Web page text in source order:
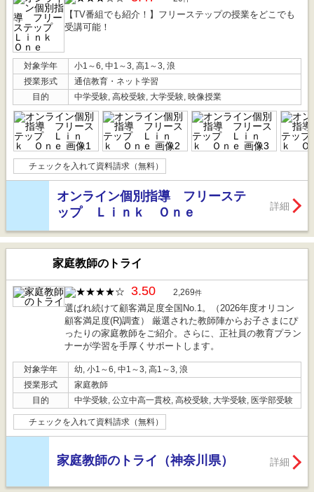
【TV番組でも紹介！】フリーステップの授業をどこでも
受講可能！
対象学年
小1～6, 中1～3, 高1～3, 浪
授業形式
通信教育・ネット学習
目的
中学受験, 高校受験, 大学受験, 映像授業
チェックを入れて資料請求（無料）
オンライン個別指導 フリーステ
ップ Ｌｉｎｋ Ｏｎｅ
詳細
家庭教師のトライ
3.50 2,269件
選ばれ続けて顧客満足度全国No.1。（2026年度オリコン
顧客満足度(R)調査） 厳選された教師陣からお子さまにぴ
ったりの家庭教師をご紹介。さらに、正社員の教育プラン
ナーが学習を手厚くサポートします。
対象学年
幼, 小1～6, 中1～3, 高1～3, 浪
授業形式
家庭教師
目的
中学受験, 公立中高一貫校, 高校受験, 大学受験, 医学部受験
チェックを入れて資料請求（無料）
家庭教師のトライ（神奈川県） 詳細